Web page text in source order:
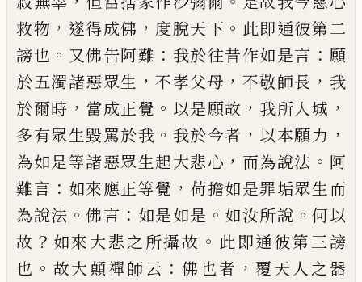
救物 ， 遂得成佛 ， 度脫天下 。 此即通彼第二
謗也 。 又佛告阿難 ： 我於往昔作如是言 ： 願
於五濁諸惡眾生 ，不孝父母 ， 不敬師長 ， 我
於爾時 ， 當成正覺 。 以是願故 ， 我所入城 ，
多有眾生毀罵於我 。 我於今者 ， 以本願力 ，
為如是等諸惡眾生起大悲心 ， 而為說法 。 阿
難言 ： 如來應正等覺 ， 荷擔如是罪垢眾生而
為說法 。佛言 ： 如是如是 。 如汝所說 。何以
故 ？ 如來大悲之所攝故 。 此即通彼第三謗
也 。 故大顛禪師云 ：佛也者 ， 覆天人之器